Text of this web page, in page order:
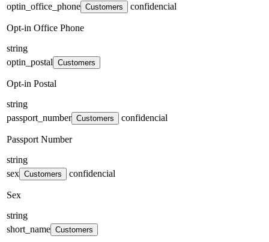
optin_office_phone Customers confidencial
Opt-in Office Phone
string
optin_postal Customers
Opt-in Postal
string
passport_number Customers confidencial
Passport Number
string
sex Customers confidencial
Sex
string
short_name Customers